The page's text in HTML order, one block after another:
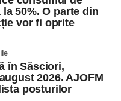
, cu participarea:
50%. O parte din
vor fi oprite
în Săsciori,
2026. AJOFM
posturilor